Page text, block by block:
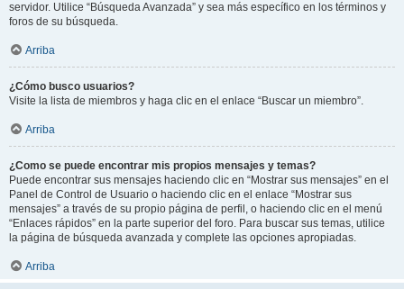
servidor. Utilice “Búsqueda Avanzada” y sea más específico en los términos y
foros de su búsqueda.
Arriba
¿Cómo busco usuarios?
Visite la lista de miembros y haga clic en el enlace “Buscar un miembro”.
Arriba
¿Como se puede encontrar mis propios mensajes y temas?
Puede encontrar sus mensajes haciendo clic en “Mostrar sus mensajes” en el
Panel de Control de Usuario o haciendo clic en el enlace “Mostrar sus
mensajes” a través de su propio página de perfil, o haciendo clic en el menú
“Enlaces rápidos” en la parte superior del foro. Para buscar sus temas, utilice
la página de búsqueda avanzada y complete las opciones apropiadas.
Arriba